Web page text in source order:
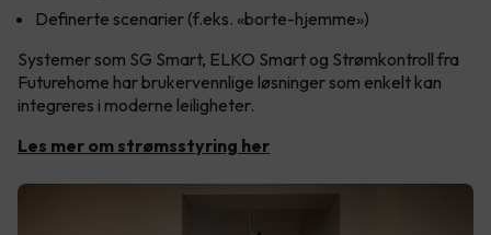
Definerte scenarier (f.eks. «borte-hjemme»)
Systemer som SG Smart, ELKO Smart og Strømkontroll fra
Futurehome har brukervennlige løsninger som enkelt kan
integreres i moderne leiligheter.
Les mer om strømsstyring her